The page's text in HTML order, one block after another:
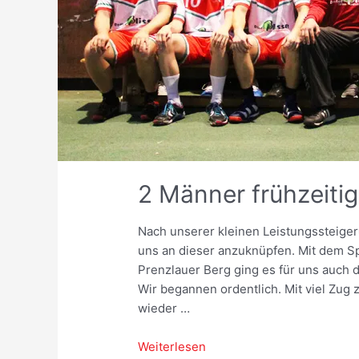
2 Männer
Nach unserer kleinen
uns an dieser anzuknüpfen. Mit dem
Prenzlauer Berg ging es für uns auch
Wir begannen ordentlich. Mit viel Zug
wieder …
2
Weiterlesen